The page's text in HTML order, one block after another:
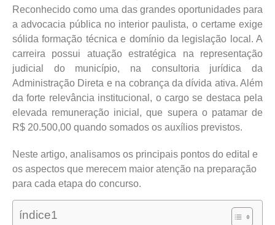
Reconhecido como uma das grandes oportunidades para
a advocacia pública no interior paulista, o certame exige
sólida formação técnica e domínio da legislação local. A
carreira possui atuação estratégica na representação
judicial do município, na consultoria jurídica da
Administração Direta e na cobrança da dívida ativa. Além
da forte relevância institucional, o cargo se destaca pela
elevada remuneração inicial, que supera o patamar de
R$ 20.500,00 quando somados os auxílios previstos.
Neste artigo, analisamos os principais pontos do edital e
os aspectos que merecem maior atenção na preparação
para cada etapa do concurso.
índice1